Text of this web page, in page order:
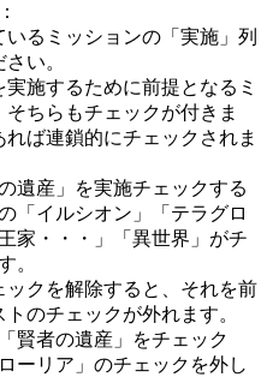
エスト
ーバグ(なだらか）
伐
納品
んちゃんクエスト
とサラ
法大会
の記録（会話モード）
るミッションの「実施」列
い。
施するために前提となるミ
ちらもチェックが付きま
ば連鎖的にチェックされま
遺産」を実施チェックする
「イルシオン」「テラグロ
家・・・」「異世界」がチ
。
ックを解除すると、それを前
のチェックが外れます。
賢者の遺産」をチェック
ーリア」のチェックを外し